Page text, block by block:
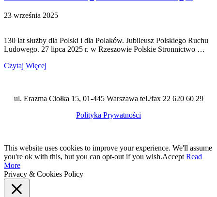
23 września 2025
130 lat służby dla Polski i dla Polaków. Jubileusz Polskiego Ruchu
Ludowego. 27 lipca 2025 r. w Rzeszowie Polskie Stronnictwo …
Czytaj Więcej
ul. Erazma Ciołka 15, 01-445 Warszawa tel./fax 22 620 60 29
Polityka Prywatności
This website uses cookies to improve your experience. We'll assume
you're ok with this, but you can opt-out if you wish.Accept Read
More
Privacy & Cookies Policy